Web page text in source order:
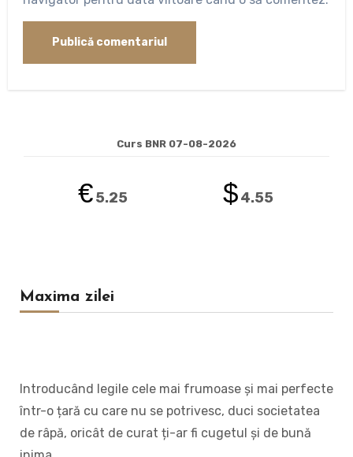
Curs BNR 07-08-2026
€5.25 $4.55
Maxima zilei
Introducând legile cele mai frumoase și mai perfecte
într-o țară cu care nu se potrivesc, duci societatea
de râpă, oricât de curat ți-ar fi cugetul și de bună